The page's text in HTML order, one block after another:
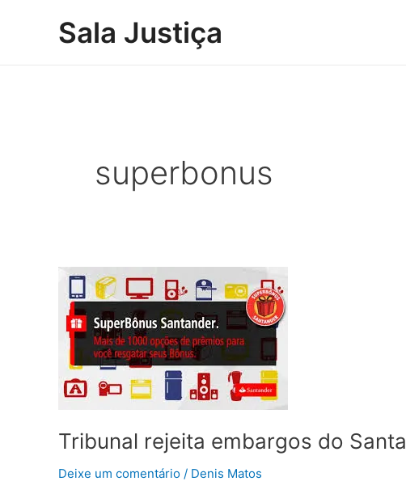
Sala Justiça
superbonus
Tribunal rejeita embargos do
Deixe um comentário / Denis Matos
Tribunal
rejeita
embargos
do
Santander
mantém
sobre
programa
“Superbônus”